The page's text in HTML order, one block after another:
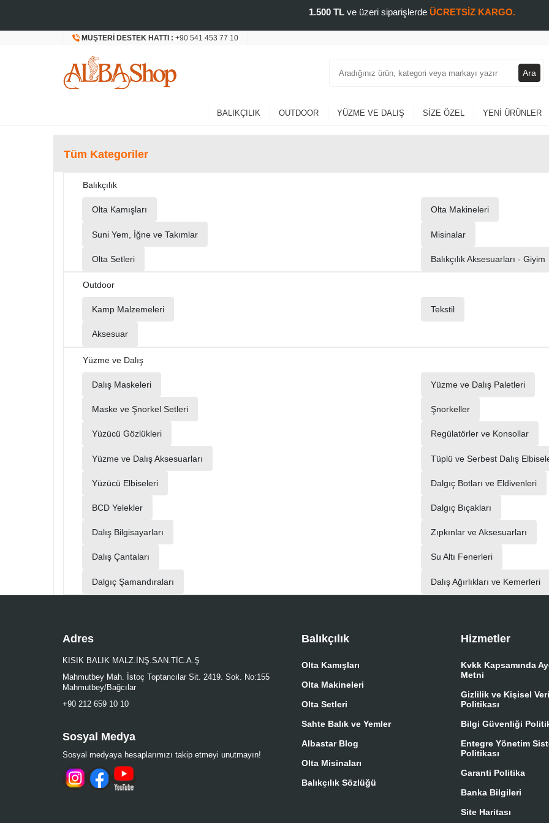
1.500 TLve üzeri siparişlerde ÜCRETSİZ KARGO.
MÜŞTERI DESTEK HATTI : +90 541 453 77 10
Ara
BALIKÇILIK OUTDOOR YÜZME VE DALIŞ SIZE ÖZEL YENI ÜRÜNLER
Tüm Kategoriler
Balıkçılık
Olta Kamışları Olta Makineleri
Suni Yem, İğne ve Takımlar Misinalar
Olta Setleri Balıkçılık Aksesuarları - Giyim
Outdoor
Kamp Malzemeleri Tekstil
Aksesuar
Yüzme ve Dalış
Dalış Maskeleri Yüzme ve Dalış Paletleri
Maske ve Şnorkel Setleri Şnorkeller
Yüzücü Gözlükleri Regülatörler ve Konsollar
Yüzme ve Dalış Aksesuarları Tüplü ve Serbest Dalış
Yüzücü Elbiseleri Dalgıç Botları ve Eldivenleri
BCD Yelekler Dalgıç Bıçakları
Dalış Bilgisayarları Zıpkınlar ve Aksesuarları
Dalış Çantaları Su Altı Fenerleri
Dalgıç Şamandıraları Dalış Ağırlıkları ve Kemerleri
Adres
KISIK BALIK MALZ.İNŞ.SAN.TİC.A.Ş
Mahmutbey Mah. İstoç Toptancılar Sit. 2419. Sok. No:155
Mahmutbey/Bağcılar
+90 212 659 10 10
Sosyal Medya
Sosyal medyaya hesaplarımızı takip etmeyi unutmayın!
Balıkçılık
Olta Kamışları
Olta Makineleri
Olta Setleri
Sahte Balık ve Yemler
Albastar Blog
Olta Misinaları
Balıkçılık Sözlüğü
Hizmetler
Kvkk Kapsamında
Metni
Gizlilik ve Kişisel
Politikası
Bilgi Güvenliği
Entegre Yönetim
Politikası
Garanti Politika
Banka Bilgileri
Site Haritası